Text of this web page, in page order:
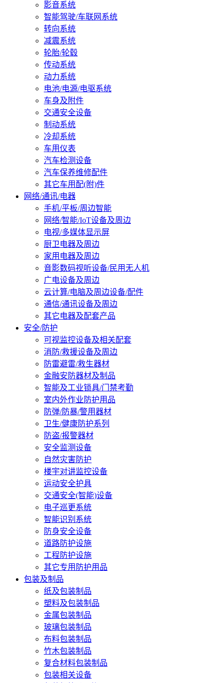
影音系统
智能驾驶/车联网系统
转向系统
减震系统
轮胎/轮毂
传动系统
动力系统
电池/电源/电驱系统
车身及附件
交通安全设备
制动系统
冷却系统
车用仪表
汽车检测设备
汽车保养维修配件
其它车用配(附)件
网络/通讯/电器
手机/平板/周边智能
网络/智能/IoT设备及周边
电视/多媒体显示屏
厨卫电器及周边
家用电器及周边
音影数码视听设备/民用无人机
广电设备及周边
云计算/电脑及周边设备/配件
通信/通讯设备及周边
其它电器及配套产品
安全/防护
可视监控设备及相关配套
消防/救援设备及周边
防雷避雷/救生器材
金融安防器材及制品
智能及工业锁具/门禁考勤
室内外作业防护用品
防弹/防暴/警用器材
卫生/健康防护系列
防盗/报警器材
安全监测设备
自然灾害防护
楼宇对讲监控设备
运动安全护具
交通安全(智能)设备
电子巡更系统
智能识别系统
防身安全设备
道路防护设施
工程防护设施
其它专用防护用品
包装及制品
纸及包装制品
塑料及包装制品
金属包装制品
玻璃包装制品
布料包装制品
竹木包装制品
复合材料包装制品
包装相关设备